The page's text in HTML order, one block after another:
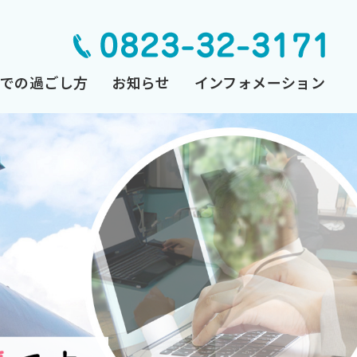
の過ごし方 お知らせ インフォメーション